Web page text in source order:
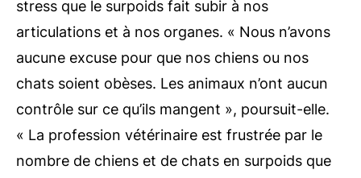
stress que le surpoids fait subir à nos
articulations et à nos organes. « Nous n’avons
aucune excuse pour que nos chiens ou nos
chats soient obèses. Les animaux n’ont aucun
contrôle sur ce qu’ils mangent », poursuit-elle.
« La profession vétérinaire est frustrée par le
nombre de chiens et de chats en surpoids que